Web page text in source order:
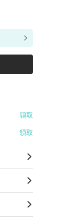
領取
領取